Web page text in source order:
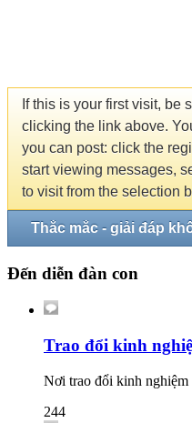
If this is your first visit, be
clicking the link above.
you can post: click the
start viewing messages,
to visit from the selection
Thắc mắc - giải đáp
Đến diễn đàn con
Trao đổi kinh
Nơi trao đổi kinh nghiệm
244